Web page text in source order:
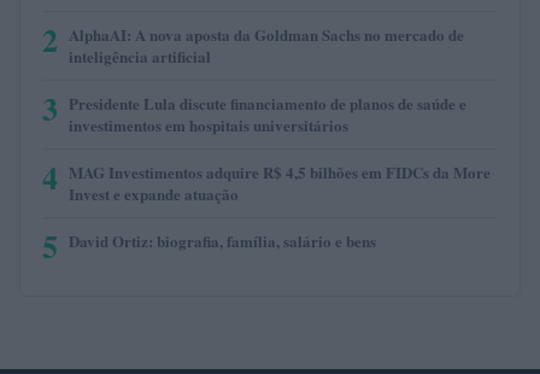
2 AlphaAI: A nova aposta da Goldman Sachs no mercado de
inteligência artificial
3 Presidente Lula discute financiamento de planos de saúde e
investimentos em hospitais universitários
4 MAG Investimentos adquire R$ 4,5 bilhões em FIDCs da More
Invest e expande atuação
5 David Ortiz: biografia, família, salário e bens